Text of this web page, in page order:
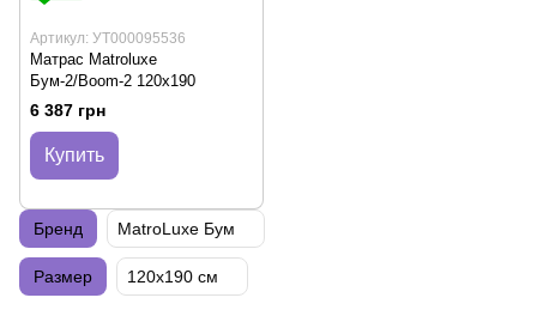
Артикул: УТ000095536
Матрас Matroluxe
Бум-2/Boom-2 120х190
6 387 грн
Купить
Бренд MatroLuxe Бум
Размер 120х190 см